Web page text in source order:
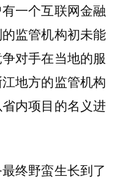
一个互联网金融
监管机构初未能
对手在当地的服
地方的监管机构
内项目的名义进
终野蛮生长到了